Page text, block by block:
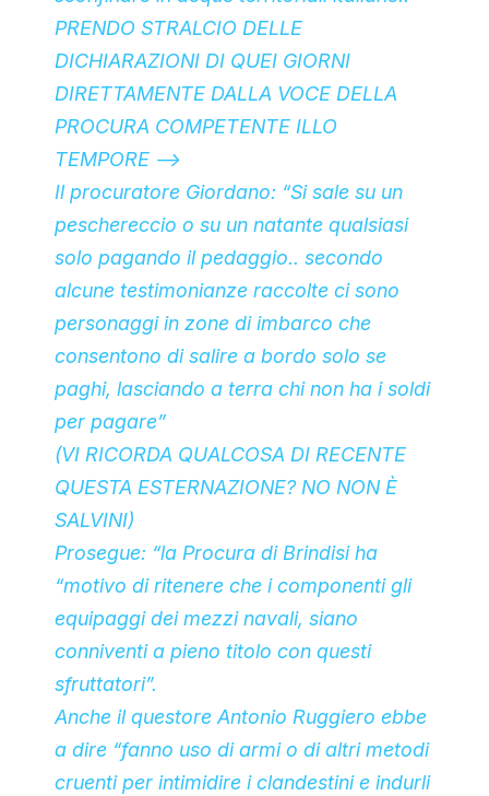
PRENDO STRALCIO DELLE
DICHIARAZIONI DI QUEI GIORNI
DIRETTAMENTE DALLA VOCE DELLA
PROCURA COMPETENTE ILLO
TEMPORE —>
Il procuratore Giordano: “Si sale su un
peschereccio o su un natante qualsiasi
solo pagando il pedaggio.. secondo
alcune testimonianze raccolte ci sono
personaggi in zone di imbarco che
consentono di salire a bordo solo se
paghi, lasciando a terra chi non ha i soldi
per pagare”
(VI RICORDA QUALCOSA DI RECENTE
QUESTA ESTERNAZIONE? NO NON È
SALVINI)
Prosegue: “la Procura di Brindisi ha
“motivo di ritenere che i componenti gli
equipaggi dei mezzi navali, siano
conniventi a pieno titolo con questi
sfruttatori”.
Anche il questore Antonio Ruggiero ebbe
a dire “fanno uso di armi o di altri metodi
cruenti per intimidire i clandestini e indurli